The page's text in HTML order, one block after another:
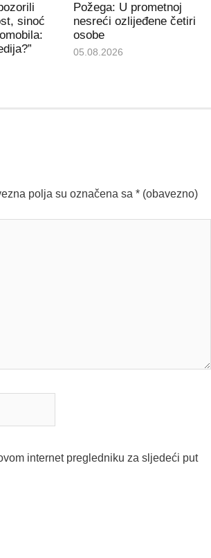
sinoć
Požega: U prometnoj
nesreći ozlijeđene četiri
osobe
05.08.2026
polja su označena sa * (obavezno)
internet pregledniku za sljedeći put